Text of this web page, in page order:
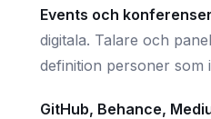
Events och konferenser
digitala. Talare och
definition personer som
GitHub, Behance,